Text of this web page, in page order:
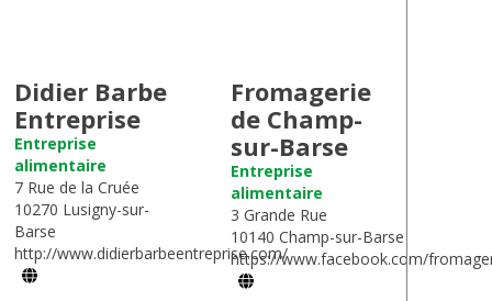
Didier Barbe
Entreprise
Entreprise
alimentaire
7 Rue de la Cruée
10270 Lusigny-sur-
Barse
http://www.didierbarbeentreprise.com/
Fromagerie
de Champ-
sur-Barse
Entreprise
alimentaire
3 Grande Rue
10140 Champ-sur-Barse
https://www.facebook.com/